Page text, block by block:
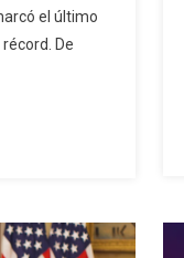
el último
De